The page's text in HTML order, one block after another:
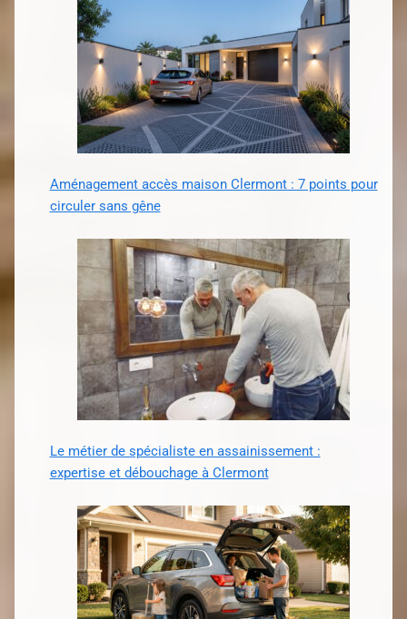
Aménagement accès maison Clermont : 7 points pour
circuler sans gêne
Le métier de spécialiste en assainissement :
expertise et débouchage à Clermont